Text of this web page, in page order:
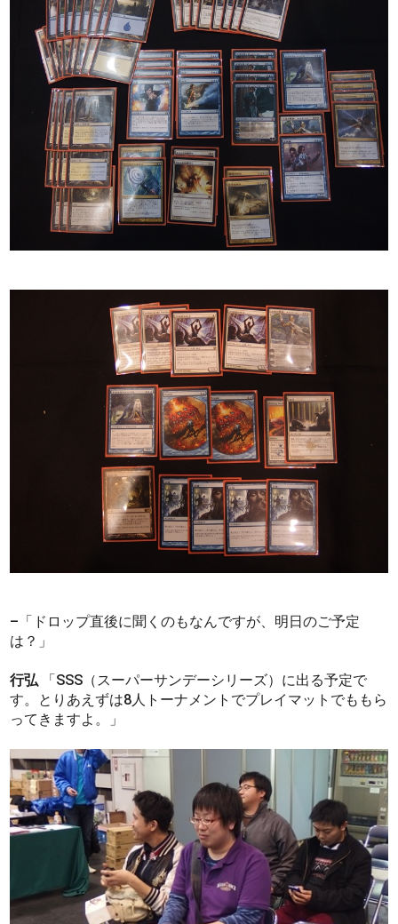
–「ドロップ直後に聞くのもなんですが、明日のご予定
は？」
行弘 「SSS（スーパーサンデーシリーズ）に出る予定で
す。とりあえずは8人トーナメントでプレイマットでももら
ってきますよ。」